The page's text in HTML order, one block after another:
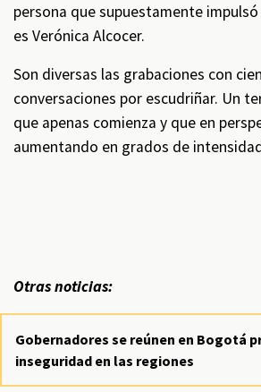
persona que supuestamente
es Verónica Alcocer.
Son diversas las grabaciones con
conversaciones por escudriñar. Un
que apenas comienza y que en
aumentando en grados de
Otras noticias:
Gobernadores se reúnen en Bogotá
inseguridad en las regiones